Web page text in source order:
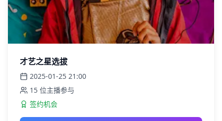
才艺之星选拔
2025-01-25 21:00
15 位主播参与
签约机会